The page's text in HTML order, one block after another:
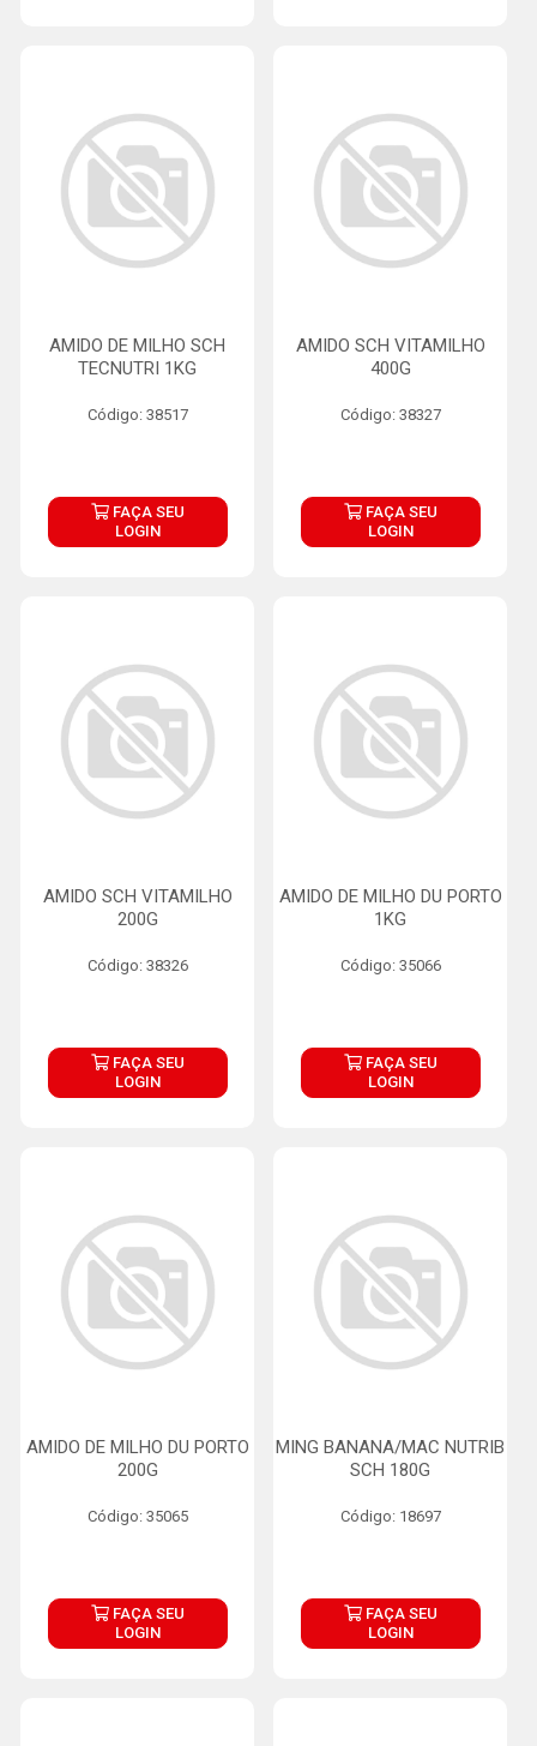
AMIDO DE MILHO SCH
TECNUTRI 1KG
Código: 38517
FAÇA SEU
LOGIN
AMIDO SCH VITAMILHO
400G
Código: 38327
FAÇA SEU
LOGIN
AMIDO SCH VITAMILHO
200G
Código: 38326
FAÇA SEU
LOGIN
AMIDO DE MILHO DU PORTO
1KG
Código: 35066
FAÇA SEU
LOGIN
AMIDO DE MILHO DU PORTO
200G
Código: 35065
FAÇA SEU
LOGIN
MING BANANA/MAC NUTRIB
SCH 180G
Código: 18697
FAÇA SEU
LOGIN